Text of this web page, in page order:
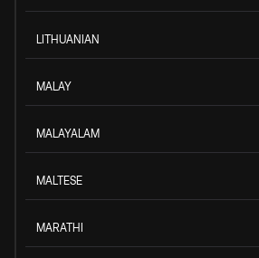
LITHUANIAN
MALAY
MALAYALAM
MALTESE
MARATHI